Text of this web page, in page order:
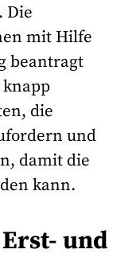
Die
mit Hilfe
beantragt
die
und
damit die
kann.
und